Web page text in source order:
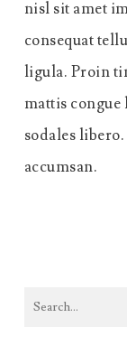
nisl sit amet
consequat
ligula. Proin
mattis
sodales
accumsan.